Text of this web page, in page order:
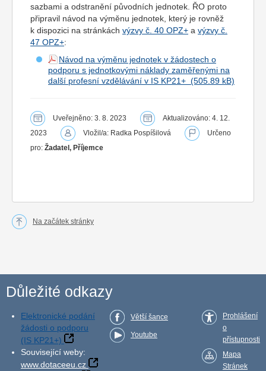
sazbami a odstranění původních jednotek. ŘO proto
připravil návod na výměnu jednotek, který je rovněž
k dispozici na stránkách výzvy č. 40 OPZ+ a výzvy č.
47 OPZ+:
Návod na výměnu jednotek v žádostech o
podporu s jednotkovými náklady zaměřenými na
další profesní vzdělávání v IS KP21+
Uveřejněno: 3. 8. 2023
Aktualizováno: 4. 12.
2023
Vložil/a: Radka Pospíšilová
Určeno
pro: Žadatel, Příjemce
Na začátek stránky
Důležité odkazy
Elektronické podání
žádosti o podporu
(IS KP21+)
Související weby:
www.dotaceeu.cz
Větší šance
Youtube
Prohlášení
o
přístupnosti
Mapa
Stránek